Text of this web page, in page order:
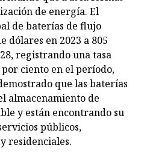
de energía. El
de baterías de flujo
dólares en 2023 a 805
registrando una tasa
ciento en el período,
que las baterías
almacenamiento de
y están encontrando su
públicos,
residenciales.